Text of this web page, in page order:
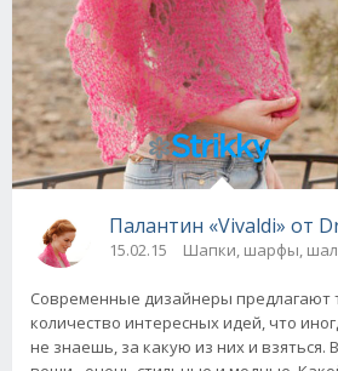
Палантин «Vivaldi» от
15.02.15 Шапки, шарфы,
Современные дизайнеры предлагают
количество интересных идей, что
не знаешь, за какую из них и взяться.